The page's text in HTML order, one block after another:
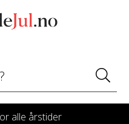
alle årstider